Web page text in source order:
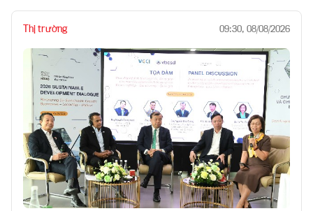
Thị trường 09:30, 08/08/2026